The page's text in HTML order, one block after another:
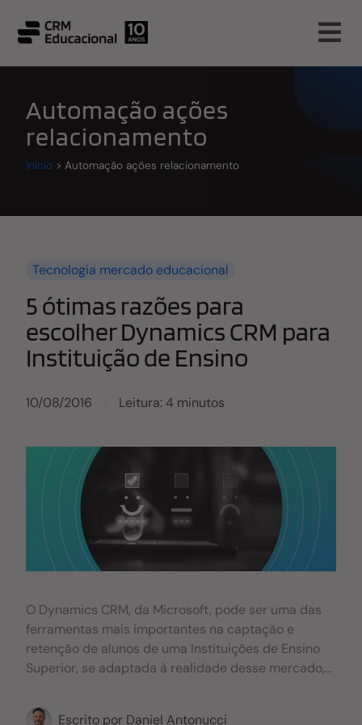
Automação ações
relacionamento
Início >Automação ações relacionamento
Tecnologia mercado educacional
5 ótimas razões para
escolher Dynamics CRM para
Instituição de Ensino
10/08/2016 Leitura: 4 minutos
O Dynamics CRM, da Microsoft, pode ser uma das
ferramentas mais importantes na captação e
retenção de alunos de uma Instituições de Ensino
Superior, se adaptada à realidade desse mercado,
os processos de relacionamento com os leads,
Escrito por Daniel Antonucci